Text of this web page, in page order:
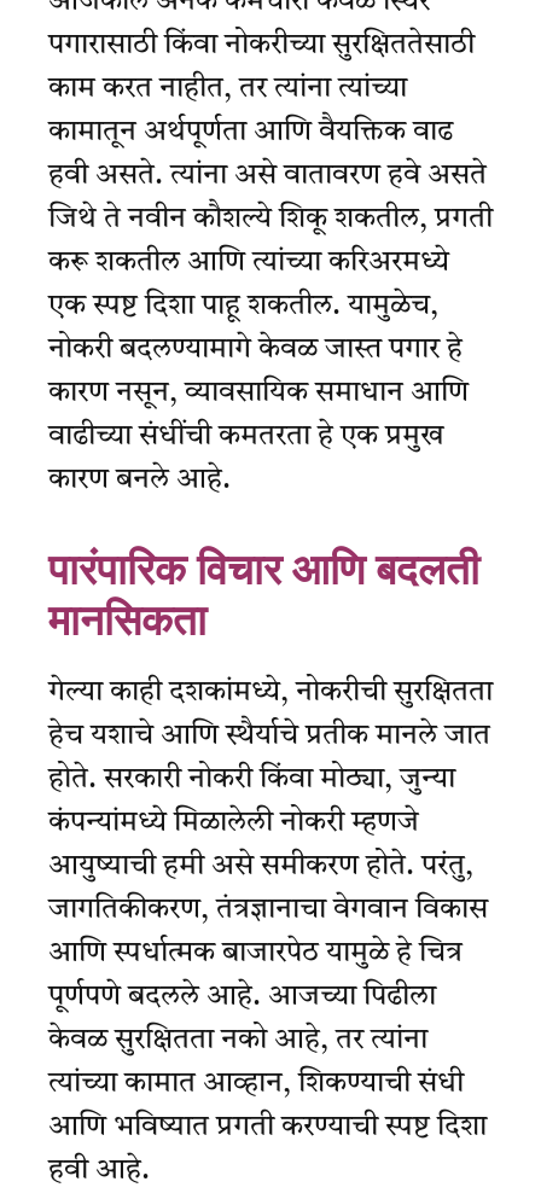
पगारासाठी किंवा नोकरीच्या सुरक्षिततेसाठी
काम करत नाहीत, तर त्यांना त्यांच्या
कामातून अर्थपूर्णता आणि वैयक्तिक वाढ
हवी असते. त्यांना असे वातावरण हवे असते
जिथे ते नवीन कौशल्ये शिकू शकतील, प्रगती
करू शकतील आणि त्यांच्या करिअरमध्ये
एक स्पष्ट दिशा पाहू शकतील. यामुळेच,
नोकरी बदलण्यामागे केवळ जास्त पगार हे
कारण नसून, व्यावसायिक समाधान आणि
वाढीच्या संधींची कमतरता हे एक प्रमुख
कारण बनले आहे.
पारंपारिक विचार आणि बदलती
मानसिकता
गेल्या काही दशकांमध्ये, नोकरीची सुरक्षितता
हेच यशाचे आणि स्थैर्याचे प्रतीक मानले जात
होते. सरकारी नोकरी किंवा मोठ्या, जुन्या
कंपन्यांमध्ये मिळालेली नोकरी म्हणजे
आयुष्याची हमी असे समीकरण होते. परंतु,
जागतिकीकरण, तंत्रज्ञानाचा वेगवान विकास
आणि स्पर्धात्मक बाजारपेठ यामुळे हे चित्र
पूर्णपणे बदलले आहे. आजच्या पिढीला
केवळ सुरक्षितता नको आहे, तर त्यांना
त्यांच्या कामात आव्हान, शिकण्याची संधी
आणि भविष्यात प्रगती करण्याची स्पष्ट दिशा
हवी आहे.